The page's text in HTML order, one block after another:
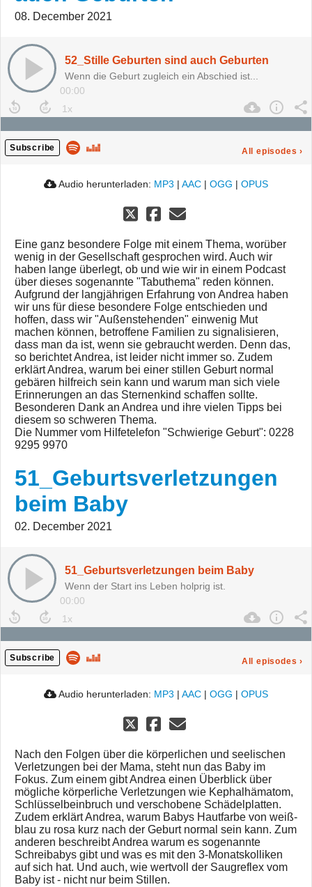
08. December 2021
52_Stille Geburten sind auch Geburten
Wenn die Geburt zugleich ein Abschied ist...
00:00
Subscribe All episodes ›
Audio herunterladen: MP3 | AAC | OGG | OPUS
Eine ganz besondere Folge mit einem Thema, worüber
wenig in der Gesellschaft gesprochen wird. Auch wir
haben lange überlegt, ob und wie wir in einem Podcast
über dieses sogenannte "Tabuthema" reden können.
Aufgrund der langjährigen Erfahrung von Andrea haben
wir uns für diese besondere Folge entschieden und
hoffen, dass wir "Außenstehenden" einwenig Mut
machen können, betroffene Familien zu signalisieren,
dass man da ist, wenn sie gebraucht werden. Denn das,
so berichtet Andrea, ist leider nicht immer so. Zudem
erklärt Andrea, warum bei einer stillen Geburt normal
gebären hilfreich sein kann und warum man sich viele
Erinnerungen an das Sternenkind schaffen sollte.
Besonderen Dank an Andrea und ihre vielen Tipps bei
diesem so schweren Thema.
Die Nummer vom Hilfetelefon "Schwierige Geburt": 0228
9295 9970
51_Geburtsverletzungen
beim Baby
02. December 2021
51_Geburtsverletzungen beim Baby
Wenn der Start ins Leben holprig ist.
00:00
Subscribe All episodes ›
Audio herunterladen: MP3 | AAC | OGG | OPUS
Nach den Folgen über die körperlichen und seelischen
Verletzungen bei der Mama, steht nun das Baby im
Fokus. Zum einem gibt Andrea einen Überblick über
mögliche körperliche Verletzungen wie Kephalhämatom,
Schlüsselbeinbruch und verschobene Schädelplatten.
Zudem erklärt Andrea, warum Babys Hautfarbe von weiß-
blau zu rosa kurz nach der Geburt normal sein kann. Zum
anderen beschreibt Andrea warum es sogenannte
Schreibabys gibt und was es mit den 3-Monatskolliken
auf sich hat. Und auch, wie wertvoll der Saugreflex vom
Baby ist - nicht nur beim Stillen.